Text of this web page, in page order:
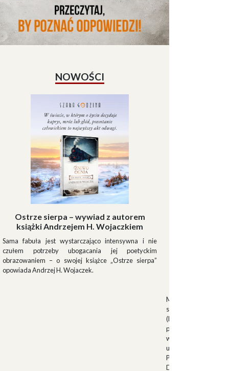
NOWOŚCI
Ostrze sierpa – wywiad z autorem
książki Andrzejem H. Wojaczkiem
Sama fabuła jest wystarczająco intensywna i nie
czułem potrzeby ubogacania jej poetyckim
obrazowaniem – o swojej książce „Ostrze sierpa”
opowiada Andrzej H. Wojaczek.
Muszkieterowie
stanowili elitarną
(Milizia Volontaria
pełniącą rolę
w latach 1923-
uroczystościach
Palazzo Venezia w
Duce.